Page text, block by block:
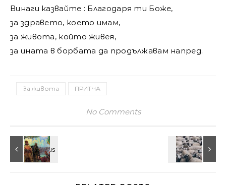
Винаги казвайте : Благодаря ти Боже,
за здравето, което имам,
за живота, който живея,
за ината в борбата да продължавам напред.
За живота ПРИТЧА
No Comments